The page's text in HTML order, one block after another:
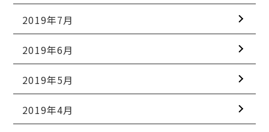
2019年7月
2019年6月
2019年5月
2019年4月